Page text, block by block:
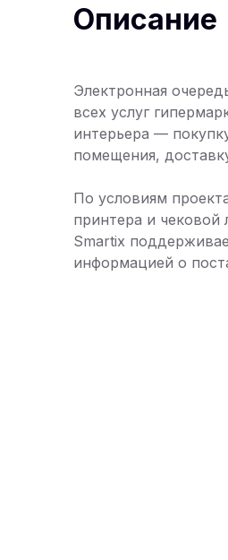
Описание
Электронная
всех услуг
интерьера —
помещения,
По условиям
принтера и чековой
Smartix
информацией о